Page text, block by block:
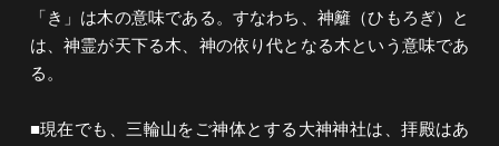
「き」は木の意味である。すなわち、神籬（ひもろぎ）と
は、神霊が天下る木、神の依り代となる木という意味であ
る。
■現在でも、三輪山をご神体とする大神神社は、拝殿はあ